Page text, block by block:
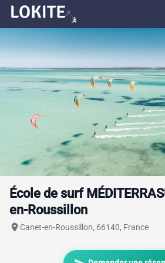
École de surf
en-Roussillon
place Canet-en-Roussillon, 66140, France